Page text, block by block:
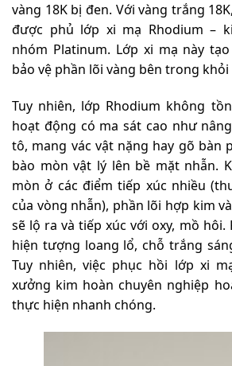
vàng 18K bị đen. Với vàng trắng
được phủ lớp xi mạ Rhodium –
nhóm Platinum. Lớp xi mạ này
bảo vệ phần lõi vàng bên trong khỏi
Tuy nhiên, lớp Rhodium không
hoạt động có ma sát cao như
tô, mang vác vật nặng hay gõ bàn
bào mòn vật lý lên bề mặt nhẫn.
mòn ở các điểm tiếp xúc nhiều
của vòng nhẫn), phần lõi hợp kim
sẽ lộ ra và tiếp xúc với oxy, mồ hôi.
hiện tượng loang lổ, chỗ trắng
Tuy nhiên, việc phục hồi lớp xi
xưởng kim hoàn chuyên nghiệp
thực hiện nhanh chóng.